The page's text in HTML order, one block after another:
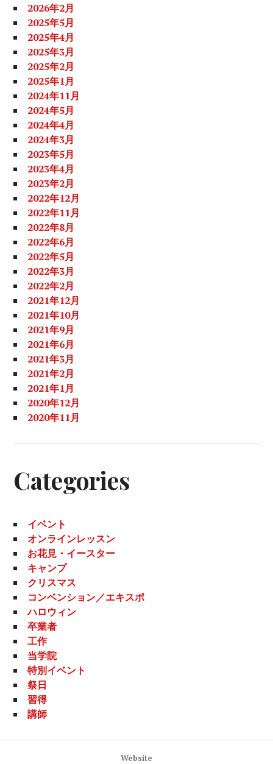
2026年2月
2025年5月
2025年4月
2025年3月
2025年2月
2025年1月
2024年11月
2024年5月
2024年4月
2024年3月
2023年5月
2023年4月
2023年2月
2022年12月
2022年11月
2022年8月
2022年6月
2022年5月
2022年3月
2022年2月
2021年12月
2021年10月
2021年9月
2021年6月
2021年3月
2021年2月
2021年1月
2020年12月
2020年11月
Categories
イベント
オンラインレッスン
お花見・イースター
キャンプ
クリスマス
コンベンション／エキスポ
ハロウィン
卒業者
工作
当学院
特別イベント
祭日
習得
講師
Website